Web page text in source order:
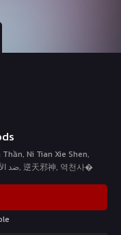
Ni Tian Xie Shen,
Восставший против неба, ضد الآلهة, علیه خدایان, 逆天邪神, 역천사�